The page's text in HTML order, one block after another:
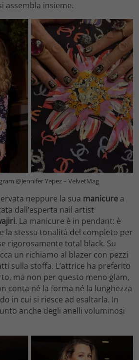
assembla insieme.
@Jennifer Yepez – VelvetMag
neppure la sua manicure a
dall’esperta nail artist
. La manicure è in pendant: è
la stessa tonalità del completo per
rigorosamente total black. Su
un richiamo al blazer con pezzi
sulla stoffa. L’attrice ha preferito
ma non per questo meno glam,
conta né la forma né la lunghezza
in cui si riesce ad esaltarla. In
anche degli anelli voluminosi